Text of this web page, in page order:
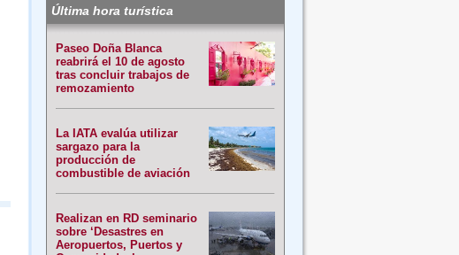
Última hora turística
Paseo Doña Blanca
reabrirá el 10 de agosto
tras concluir trabajos de
remozamiento
La IATA evalúa utilizar
sargazo para la
producción de
combustible de aviación
Realizan en RD seminario
sobre ‘Desastres en
Aeropuertos, Puertos y